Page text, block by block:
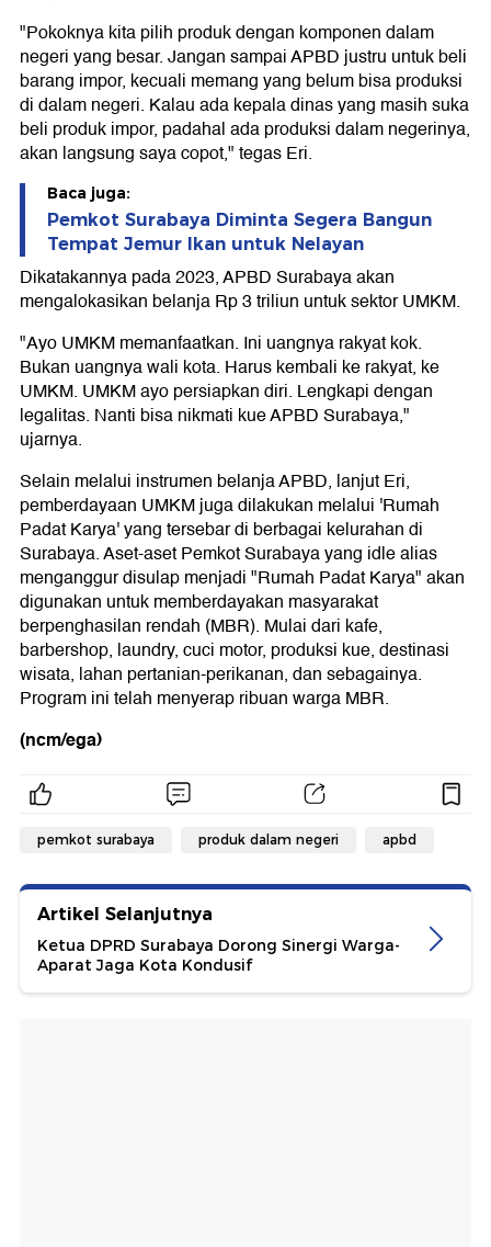
"Pokoknya kita pilih produk dengan komponen dalam
negeri yang besar. Jangan sampai APBD justru untuk beli
barang impor, kecuali memang yang belum bisa produksi
di dalam negeri. Kalau ada kepala dinas yang masih suka
beli produk impor, padahal ada produksi dalam negerinya,
akan langsung saya copot," tegas Eri.
Baca juga:
Pemkot Surabaya Diminta Segera Bangun
Tempat Jemur Ikan untuk Nelayan
Dikatakannya pada 2023, APBD Surabaya akan
mengalokasikan belanja Rp 3 triliun untuk sektor UMKM.
"Ayo UMKM memanfaatkan. Ini uangnya rakyat kok.
Bukan uangnya wali kota. Harus kembali ke rakyat, ke
UMKM. UMKM ayo persiapkan diri. Lengkapi dengan
legalitas. Nanti bisa nikmati kue APBD Surabaya,"
ujarnya.
Selain melalui instrumen belanja APBD, lanjut Eri,
pemberdayaan UMKM juga dilakukan melalui 'Rumah
Padat Karya' yang tersebar di berbagai kelurahan di
Surabaya. Aset-aset Pemkot Surabaya yang idle alias
menganggur disulap menjadi "Rumah Padat Karya" akan
digunakan untuk memberdayakan masyarakat
berpenghasilan rendah (MBR). Mulai dari kafe,
barbershop, laundry, cuci motor, produksi kue, destinasi
wisata, lahan pertanian-perikanan, dan sebagainya.
Program ini telah menyerap ribuan warga MBR.
(ncm/ega)
pemkot surabaya produk dalam negeri apbd
Artikel Selanjutnya
Ketua DPRD Surabaya Dorong Sinergi Warga-
Aparat Jaga Kota Kondusif